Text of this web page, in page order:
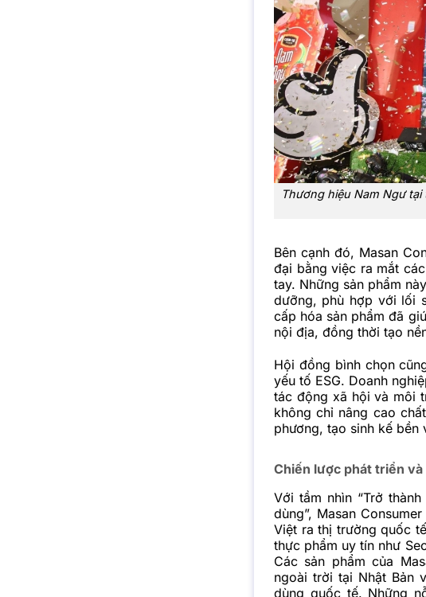
Thương hiệu Nam Ngư
Bên cạnh đó, Masan
đại bằng việc ra mắt
tay. Những sản phẩm
dưỡng, phù hợp với lối
cấp hóa sản phẩm đã
nội địa, đồng thời tạo
Hội đồng bình chọn
yếu tố ESG. Doanh
tác động xã hội và môi
không chỉ nâng cao
phương, tạo sinh kế bền
Chiến lược phát triển
Với tầm nhìn “Trở
dùng”, Masan
Việt ra thị trường quốc
thực phẩm uy tín như
Các sản phẩm của
ngoài trời tại Nhật Bản
dùng quốc tế. Những